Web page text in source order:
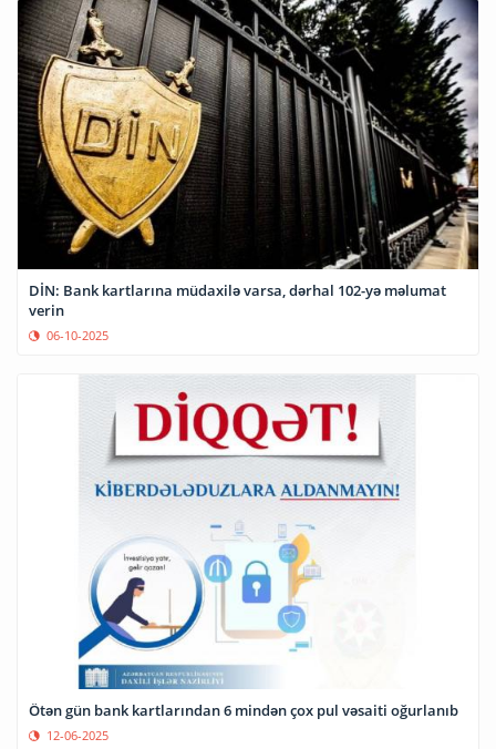
DİN: Bank kartlarına müdaxilə varsa, dərhal 102-yə məlumat
verin
06-10-2025
Ötən gün bank kartlarından 6 mindən çox pul vəsaiti oğurlanıb
12-06-2025